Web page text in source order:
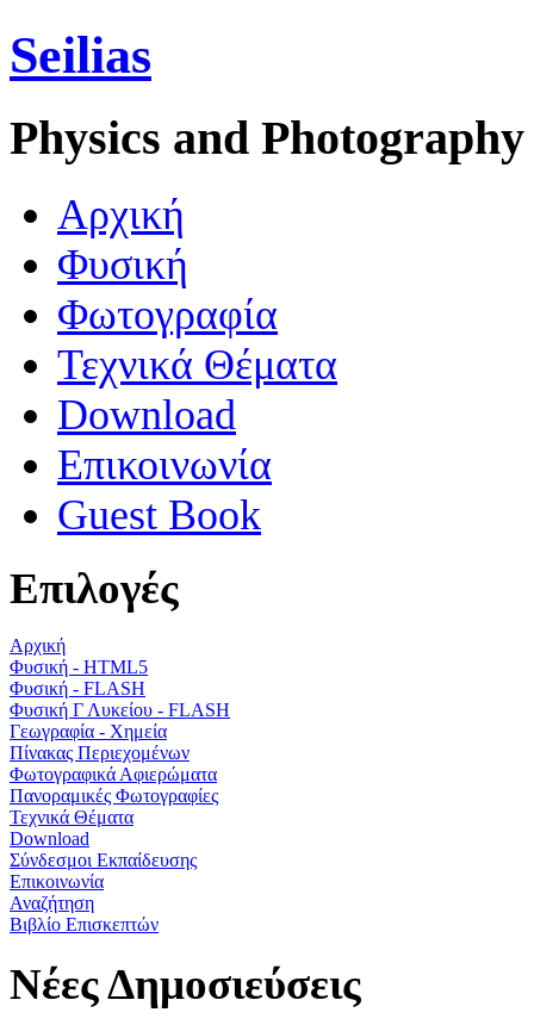
Seilias
Physics and Photography
Aρχική
Φυσική
Φωτογραφία
Τεχνικά Θέματα
Download
Επικοινωνία
Guest Book
Επιλογές
Αρχική
Φυσική - HTML5
Φυσική - FLASH
Φυσική Γ Λυκείου - FLASH
Γεωγραφία - Χημεία
Πίνακας Περιεχομένων
Φωτογραφικά Αφιερώματα
Πανοραμικές Φωτογραφίες
Τεχνικά Θέματα
Download
Σύνδεσμοι Εκπαίδευσης
Επικοινωνία
Αναζήτηση
Βιβλίο Επισκεπτών
Νέες Δημοσιεύσεις